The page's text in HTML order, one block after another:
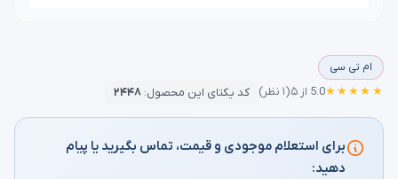
ام تی سی
★★★★★5.0 از ۵ (۱ نظر) کد یکتای این محصول:۲۴۴۸
برای استعلام موجودی و قیمت، تماس بگیرید یا پیام
دهید: